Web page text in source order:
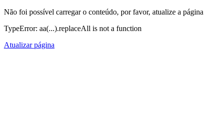
Não foi possível carregar o conteúdo, por favor, atualize a página
TypeError: aa(...).replaceAll is not a function
Atualizar página